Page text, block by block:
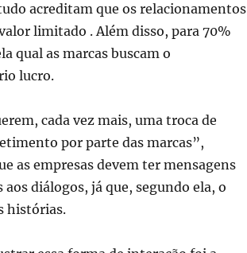
acreditam que os relacionamentos
limitado . Além disso, para 70%
qual as marcas buscam o
lucro.
cada vez mais, uma troca de
por parte das marcas”,
as empresas devem ter mensagens
diálogos, já que, segundo ela, o
histórias.